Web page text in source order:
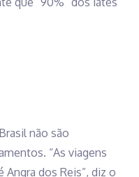
não são
“As viagens
dos Reis”, diz o